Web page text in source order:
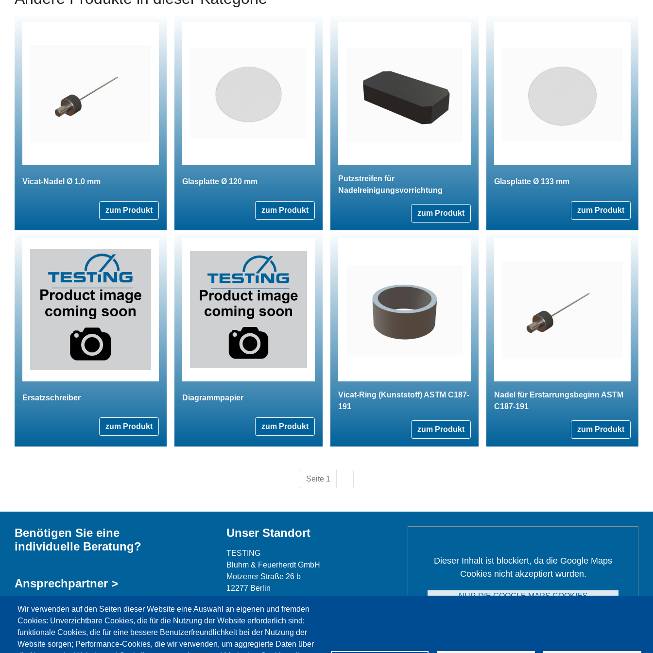
Vicat-Nadel Ø 1,0 mm
zum Produkt
Glasplatte Ø 120 mm
zum Produkt
Putzstreifen für
Nadelreinigungsvorrichtung
zum Produkt
Glasplatte Ø 133 mm
zum Produkt
Ersatzschreiber
zum Produkt
Diagrammpapier
zum Produkt
Vicat-Ring (Kunststoff) ASTM C187-
191
zum Produkt
Nadel für Erstarrungsbeginn ASTM
C187-191
zum Produkt
Seite 1
Wir verwenden auf den Seiten dieser Website eine Auswahl an eigenen und fremden
Cookies: Unverzichtbare Cookies, die für die Nutzung der Website erforderlich sind;
funktionale Cookies, die für eine bessere Benutzerfreundlichkeit bei der Nutzung der
Website sorgen; Performance-Cookies, die wir verwenden, um aggregierte Daten über
Benötigen Sie eine
individuelle Beratung?
Ansprechpartner >
Kontaktformular >
Unser Standort
TESTING
Bluhm & Feuerherdt GmbH
Motzener Straße 26 b
12277 Berlin
Telefax: +49 30 7109645-98
info@testing.de
Dieser Inhalt ist blockiert, da die Google Maps
Cookies nicht akzeptiert wurden.
NUR DIE GOOGLE MAPS COOKIES